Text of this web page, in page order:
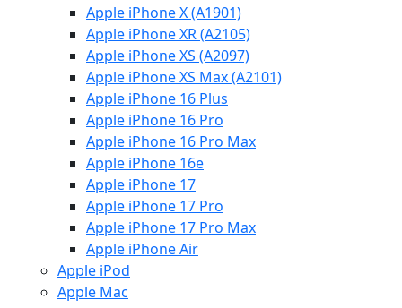
Apple iPhone X (A1901)
Apple iPhone XR (A2105)
Apple iPhone XS (A2097)
Apple iPhone XS Max (A2101)
Apple iPhone 16 Plus
Apple iPhone 16 Pro
Apple iPhone 16 Pro Max
Apple iPhone 16e
Apple iPhone 17
Apple iPhone 17 Pro
Apple iPhone 17 Pro Max
Apple iPhone Air
Apple iPod
Apple Mac